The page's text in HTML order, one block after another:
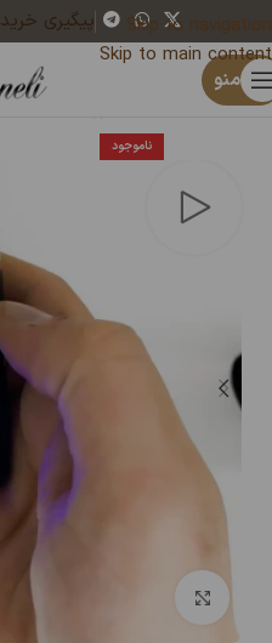
Skip to navigation
Skip to main content
پیگیری خرید
منو
خانه فندک
ناموجود
بزرگنمایی تصویر